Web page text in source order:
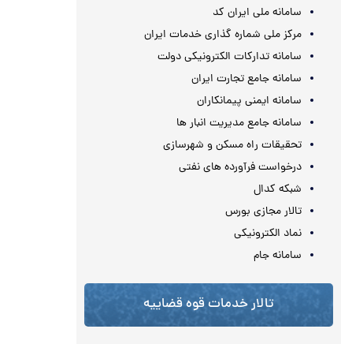
سامانه ملی ایران کد
مرکز ملی شماره گذاری خدمات ایران
سامانه تدارکات الکترونیکی دولت
سامانه جامع تجارت ایران
سامانه ایمنی پیمانکاران
سامانه جامع مدیریت انبار ها
تحقیقات راه مسکن و شهرسازی
درخواست فرآورده های نفتی
شبکه کدال
تالار مجازی بورس
نماد الکترونیکی
سامانه جام
تالار خدمات قوه قضاییه